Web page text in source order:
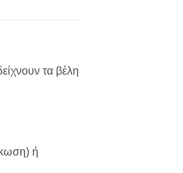
τα βέλη
ή